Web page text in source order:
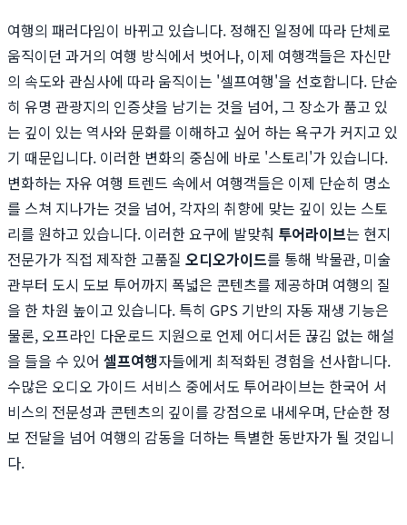
여행의 패러다임이 바뀌고 있습니다. 정해진 일정에 따라 단체로
움직이던 과거의 여행 방식에서 벗어나, 이제 여행객들은 자신만
의 속도와 관심사에 따라 움직이는 '셀프여행'을 선호합니다. 단순
히 유명 관광지의 인증샷을 남기는 것을 넘어, 그 장소가 품고 있
는 깊이 있는 역사와 문화를 이해하고 싶어 하는 욕구가 커지고 있
기 때문입니다. 이러한 변화의 중심에 바로 '스토리'가 있습니다.
변화하는 자유 여행 트렌드 속에서 여행객들은 이제 단순히 명소
를 스쳐 지나가는 것을 넘어, 각자의 취향에 맞는 깊이 있는 스토
리를 원하고 있습니다. 이러한 요구에 발맞춰 투어라이브는 현지
전문가가 직접 제작한 고품질 오디오가이드를 통해 박물관, 미술
관부터 도시 도보 투어까지 폭넓은 콘텐츠를 제공하며 여행의 질
을 한 차원 높이고 있습니다. 특히 GPS 기반의 자동 재생 기능은
물론, 오프라인 다운로드 지원으로 언제 어디서든 끊김 없는 해설
을 들을 수 있어 셀프여행자들에게 최적화된 경험을 선사합니다.
수많은 오디오 가이드 서비스 중에서도 투어라이브는 한국어 서
비스의 전문성과 콘텐츠의 깊이를 강점으로 내세우며, 단순한 정
보 전달을 넘어 여행의 감동을 더하는 특별한 동반자가 될 것입니
다.